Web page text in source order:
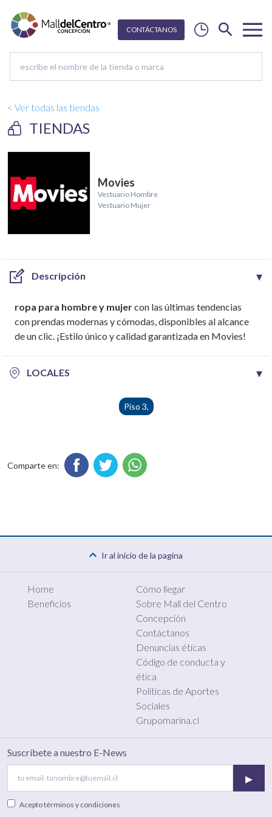
CONTÁCTANOS
< Ver todas las tiendas
TIENDAS
Movies
Vestuario Hombre
Vestuario Mujer
Descripción ▾
ropa para hombre y mujercon las últimas tendencias
con prendas modernas y cómodas, disponibles al alcance
de un clic. ¡Estilo único y calidad garantizada en Movies!‎
LOCALES ▾
Piso 3,
Comparte en:
Ir al inicio de la pagina
Home
Beneficios
Cómo llegar
Sobre Mall del Centro
Concepción
Contáctanos
Denuncias éticas
Código de conducta y
ética
Políticas de Aportes
Sociales
Grupomarina.cl
Suscríbete a nuestro E-News
▸
Aceptotérminos y condiciones